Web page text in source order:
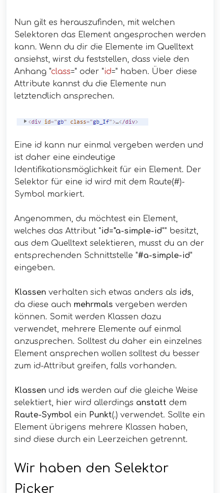
Nun gilt es herauszufinden, mit welchen
Selektoren das Element angesprochen werden
kann. Wenn du dir die Elemente im Quelltext
ansiehst, wirst du feststellen, dass viele den
Anhang "class=" oder "id=" haben. Über diese
Attribute kannst du die Elemente nun
letztendlich ansprechen.
Eine id kann nur einmal vergeben werden und
ist daher eine eindeutige
Identifikationsmöglichkeit für ein Element. Der
Selektor für eine id wird mit dem Raute(#)-
Symbol markiert.
Angenommen, du möchtest ein Element,
welches das Attribut "id="a-simple-id"" besitzt,
aus dem Quelltext selektieren, musst du an der
entsprechenden Schnittstelle "#a-simple-id"
eingeben.
Klassen verhalten sich etwas anders als ids,
da diese auch mehrmals vergeben werden
können. Somit werden Klassen dazu
verwendet, mehrere Elemente auf einmal
anzusprechen. Solltest du daher ein einzelnes
Element ansprechen wollen solltest du besser
zum id-Attribut greifen, falls vorhanden.
Klassen und ids werden auf die gleiche Weise
selektiert, hier wird allerdings anstatt dem
Raute-Symbol ein Punkt(.) verwendet. Sollte ein
Element übrigens mehrere Klassen haben,
sind diese durch ein Leerzeichen getrennt.
Wir haben den Selektor
Picker